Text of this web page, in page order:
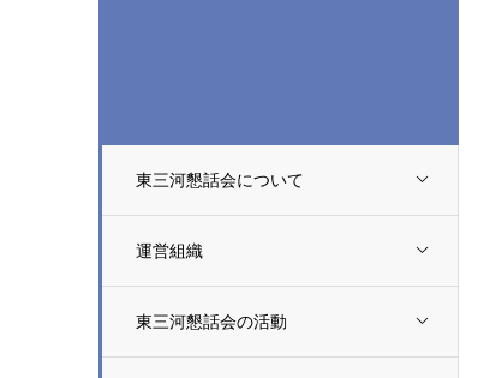
東三河懇話会について
運営組織
東三河懇話会の活動